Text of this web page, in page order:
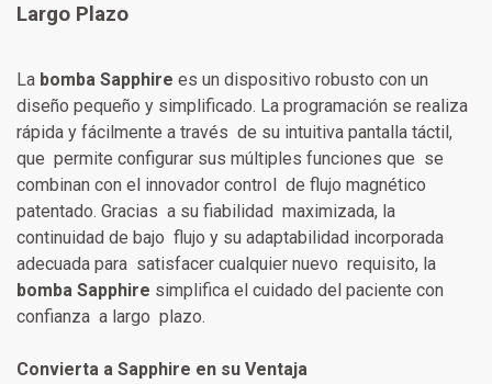
Largo Plazo
La bomba Sapphire es un dispositivo robusto con un
diseño pequeño y simplificado. La programación se realiza
rápida y fácilmente a través de su intuitiva pantalla táctil,
que permite configurar sus múltiples funciones que se
combinan con el innovador control de flujo magnético
patentado. Gracias a su fiabilidad maximizada, la
continuidad de bajo flujo y su adaptabilidad incorporada
adecuada para satisfacer cualquier nuevo requisito, la
bomba Sapphire simplifica el cuidado del paciente con
confianza a largo plazo.
Convierta a Sapphire en su Ventaja